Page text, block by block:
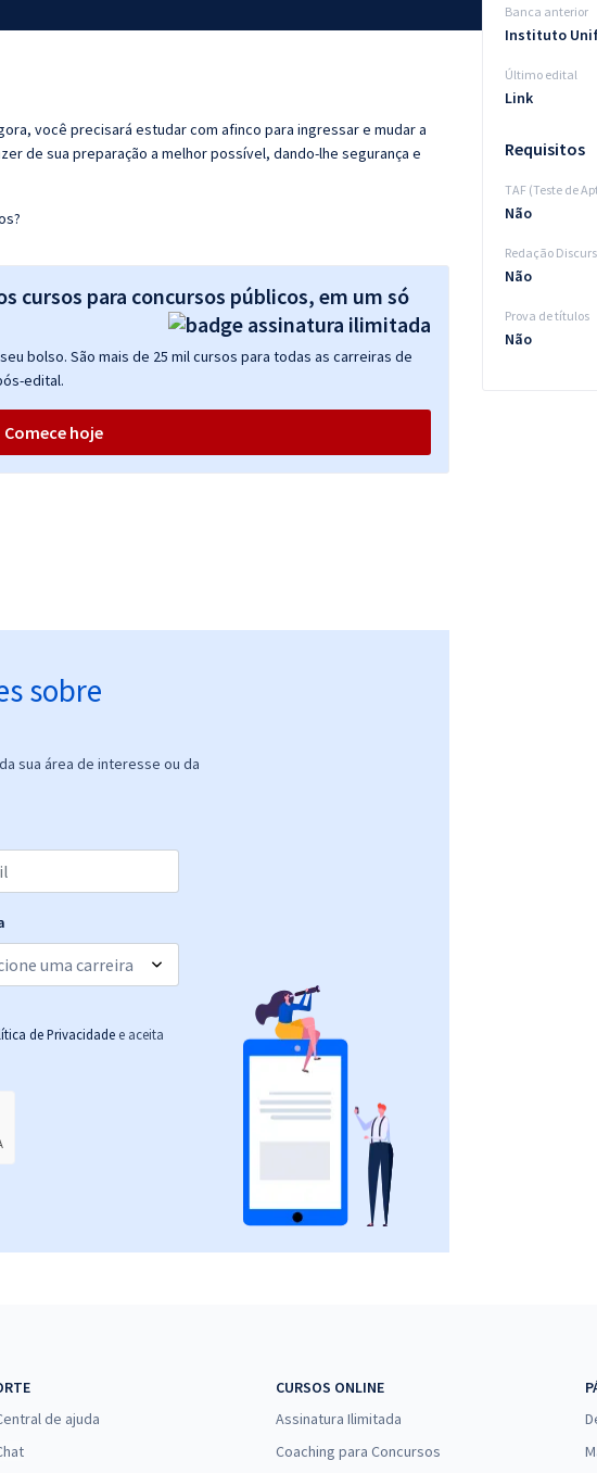
você precisará estudar com afinco para ingressar e mudar a
de sua preparação a melhor possível, dando-lhe segurança e
cursos para concursos públicos, em um só
bolso. São mais de 25 mil cursos para todas as carreiras de
edital.
Comece hoje
sobre
sua área de interesse ou da
de Privacidade e aceita
Banca anterior
Instituto
Último edital
Link
Requisitos
TAF (Teste de
Não
Redação
Não
Prova de títulos
Não
de ajuda
CURSOS ONLINE
Assinatura Ilimitada
Coaching para Concursos